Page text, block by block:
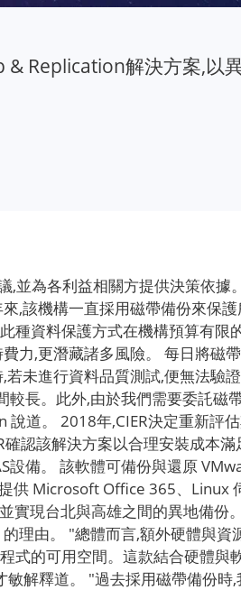
& Replication解決方案,以
並為各利益相關方提供決策依據
,該機構一直採用磁帶備份來保
種資料保護方式在機構預算有限
力,更潛藏諸多風險。 每日將磁
未進行資料品質測試,便無法驗
長。此外,由於我們需要委託磁
道。 2018年,CIER決定重新評
認該解決方案以合理安裝成本
設備。 該軟體可備份與還原
供 Microsoft Office 365、Linux
現台北與高雄之間的異地備份
理由。 "總體而言,額外硬體與資
式的可用空間。這款結合硬體與
解釋道。 "過去採用磁帶備份